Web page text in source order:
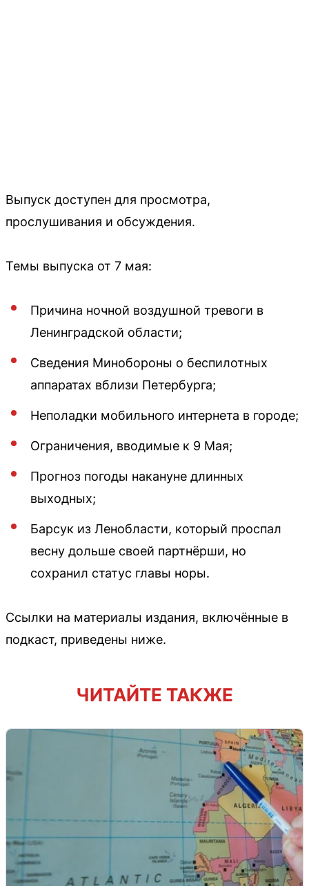
Выпуск доступен для просмотра,
прослушивания и обсуждения.
Темы выпуска от 7 мая:
Причина ночной воздушной тревоги в
Ленинградской области;
Сведения Минобороны о беспилотных
аппаратах вблизи Петербурга;
Неполадки мобильного интернета в городе;
Ограничения, вводимые к 9 Мая;
Прогноз погоды накануне длинных
выходных;
Барсук из Ленобласти, который проспал
весну дольше своей партнёрши, но
сохранил статус главы норы.
Ссылки на материалы издания, включённые в
подкаст, приведены ниже.
ЧИТАЙТЕ ТАКЖЕ